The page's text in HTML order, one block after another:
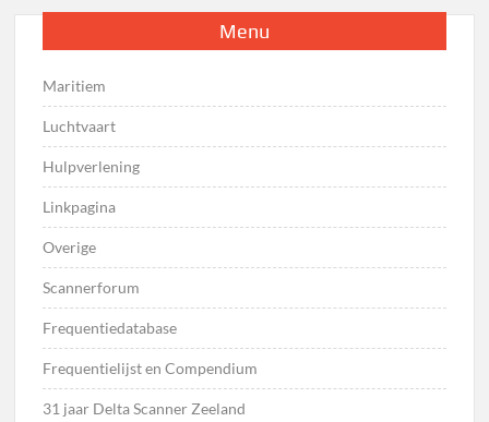
Menu
Maritiem
Luchtvaart
Hulpverlening
Linkpagina
Overige
Scannerforum
Frequentiedatabase
Frequentielijst en Compendium
31 jaar Delta Scanner Zeeland